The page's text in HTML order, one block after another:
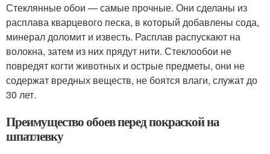
Стеклянные обои — самые прочные. Они сделаны из
расплава кварцевого песка, в который добавлены сода,
минерал доломит и известь. Расплав распускают на
волокна, затем из них прядут нити. Стеклообои не
повредят когти животных и острые предметы, они не
содержат вредных веществ, не боятся влаги, служат до
30 лет.
Преимущество обоев перед покраской на
шпатлевку